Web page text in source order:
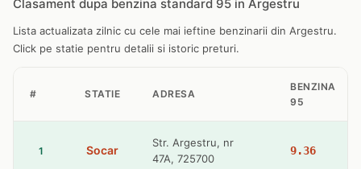
Clasament dupa benzina standard 95 in Argestru
Lista actualizata zilnic cu cele mai ieftine benzinarii din Argestru.
Click pe statie pentru detalii si istoric preturi.
# STATIE ADRESA
BENZINA
95
1 Socar
Str. Argestru, nr
47A, 725700
9.36